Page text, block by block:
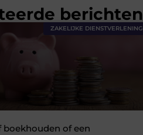
berichten
ZAKELIJKE DIENSTVERLENING
boekhouden of een